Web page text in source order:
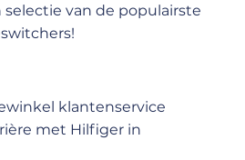
van de populairste
klantenservice
met Hilfiger in